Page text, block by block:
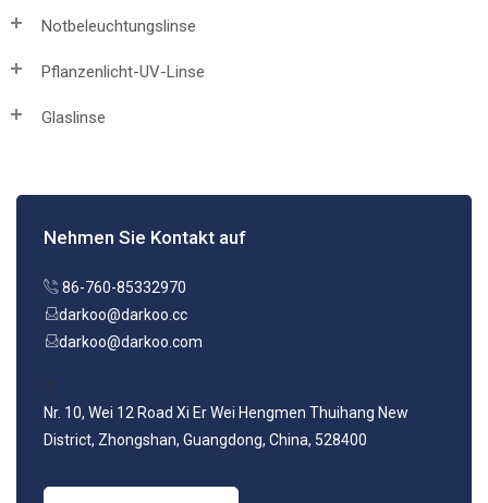
Notbeleuchtungslinse
Pflanzenlicht-UV-Linse
Glaslinse
Nehmen Sie Kontakt auf
86-760-85332970
darkoo@darkoo.cc
darkoo@darkoo.com
Nr. 10, Wei 12 Road Xi Er Wei Hengmen Thuihang New
District, Zhongshan, Guangdong, China, 528400